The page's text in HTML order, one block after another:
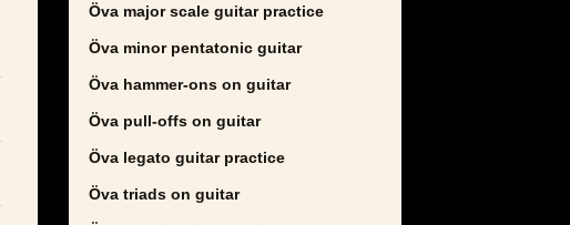
Öva major scale guitar practice
Öva minor pentatonic guitar
Öva hammer-ons on guitar
Öva pull-offs on guitar
Öva legato guitar practice
Öva triads on guitar